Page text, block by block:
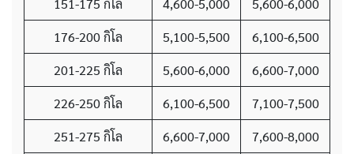
151-175 กิโล
4,600-5,000
5,600-6,000
176-200 กิโล
5,100-5,500
6,100-6,500
201-225 กิโล
5,600-6,000
6,600-7,000
226-250 กิโล
6,100-6,500
7,100-7,500
251-275 กิโล
6,600-7,000 7,600-8,000